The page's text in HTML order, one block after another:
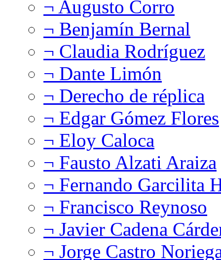
¬ Augusto Corro
¬ Benjamín Bernal
¬ Claudia Rodríguez
¬ Dante Limón
¬ Derecho de réplica
¬ Edgar Gómez Flores
¬ Eloy Caloca
¬ Fausto Alzati Araiza
¬ Fernando Garcilita
¬ Francisco Reynoso
¬ Javier Cadena
¬ Jorge Castro